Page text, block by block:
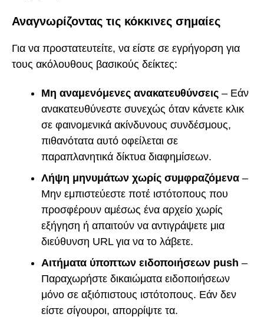
Αναγνωρίζοντας τις κόκκινες σημαίες
Για να προστατευτείτε, να είστε σε εγρήγορση για
τους ακόλουθους βασικούς δείκτες:
Μη αναμενόμενες ανακατευθύνσεις – Εάν
ανακατευθύνεστε συνεχώς όταν κάνετε κλικ
σε φαινομενικά ακίνδυνους συνδέσμους,
πιθανότατα αυτό οφείλεται σε
παραπλανητικά δίκτυα διαφημίσεων.
Λήψη μηνυμάτων χωρίς συμφραζόμενα –
Μην εμπιστεύεστε ποτέ ιστότοπους που
προσφέρουν αμέσως ένα αρχείο χωρίς
εξήγηση ή απαιτούν να αντιγράψετε μια
διεύθυνση URL για να το λάβετε.
Αιτήματα ύποπτων ειδοποιήσεων push –
Παραχωρήστε δικαιώματα ειδοποιήσεων
μόνο σε αξιόπιστους ιστότοπους. Εάν δεν
είστε σίγουροι, απορρίψτε τα.